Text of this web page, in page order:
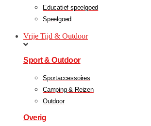
Educatief speelgoed
Speelgoed
Vrije Tijd & Outdoor
Sport & Outdoor
Sportaccessoires
Camping & Reizen
Outdoor
Overig